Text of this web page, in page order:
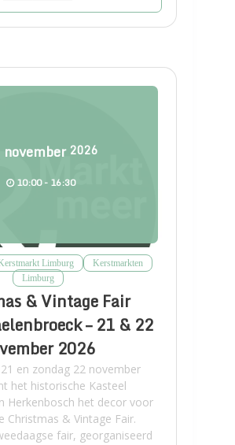
november 2026
10:00 - 16:30
Limburg
Kerstmarkten
Limburg
& Vintage Fair
– 21 & 22
2026
en zondag 22 november
het historische Kasteel
Herkenbosch het decor voor
Christmas & Vintage Fair.
fair, georganiseerd